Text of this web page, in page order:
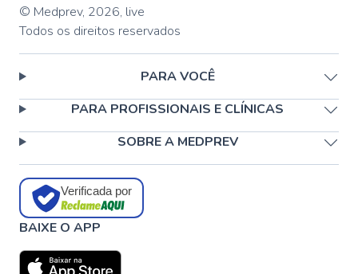
© Medprev, 2026, live
Todos os direitos reservados
PARA VOCÊ
PARA PROFISSIONAIS E CLÍNICAS
SOBRE A MEDPREV
Verificada por
BAIXE O APP